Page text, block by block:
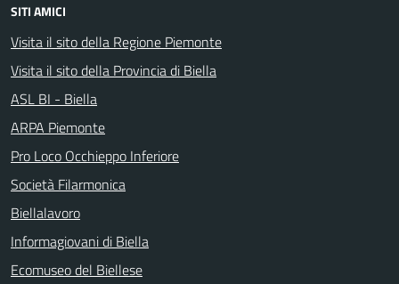
SITI AMICI
Visita il sito della Regione Piemonte
Visita il sito della Provincia di Biella
ASL BI - Biella
ARPA Piemonte
Pro Loco Occhieppo Inferiore
Società Filarmonica
Biellalavoro
Informagiovani di Biella
Ecomuseo del Biellese